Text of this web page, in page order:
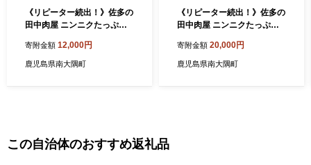
《リピーター続出！》佐多の
田中肉屋 ニンニクたっぷり
り×5パック) TA-401 | ぎょう
ざ 餃子 ギョウザ 豚肉 ひき肉
寄附金額 12,000円
鹿児島県南大隅町
《リピーター続出！》佐多の
田中肉屋 ニンニクたっぷり
入り×10パック） 餃子のタレ
付き TA-402 | ぎょうざ 餃子
寄附金額 20,000円
鹿児島県南大隅町
この自治体のおすすめ返礼品